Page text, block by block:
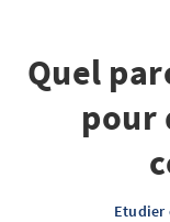
Quel
pour
Etudier